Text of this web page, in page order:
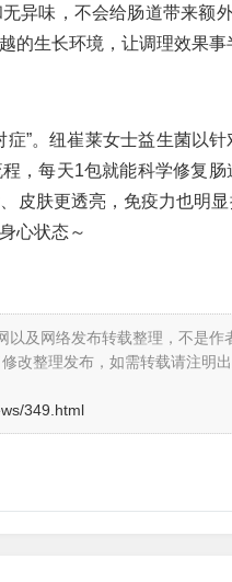
异味，不会给肠道带来额
的生长环境，让调理效果事
”。纽崔莱女士益生菌以
，每天1包就能科学修复
皮肤更透亮，免疫力也明
心状态～
及网络发布转载整理，不是作
改整理发布，如需转载请注明出
349.html